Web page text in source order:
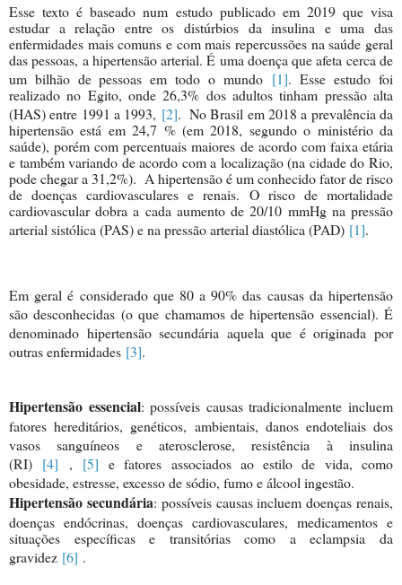
Esse texto é baseado num estudo publicado em 2019 que visa
estudar a relação entre os distúrbios da insulina e uma das
enfermidades mais comuns e com mais repercussões na saúde geral
das pessoas, a hipertensão arterial. É uma doença que afeta cerca de
um bilhão de pessoas em todo o mundo [1]. Esse estudo foi
realizado no Egito, onde 26,3% dos adultos tinham pressão alta
(HAS) entre 1991 a 1993, [2]. No Brasil em 2018 a prevalência da
hipertensão está em 24,7 % (em 2018, segundo o ministério da
saúde), porém com percentuais maiores de acordo com faixa etária
e também variando de acordo com a localização (na cidade do Rio,
pode chegar a 31,2%). A hipertensão é um conhecido fator de risco
de doenças cardiovasculares e renais. O risco de mortalidade
cardiovascular dobra a cada aumento de 20/10 mmHg na pressão
arterial sistólica (PAS) e na pressão arterial diastólica (PAD) [1].
Em geral é considerado que 80 a 90% das causas da hipertensão
são desconhecidas (o que chamamos de hipertensão essencial). É
denominado hipertensão secundária aquela que é originada por
outras enfermidades [3].
Hipertensão essencial: possíveis causas tradicionalmente incluem
fatores hereditários, genéticos, ambientais, danos endoteliais dos
vasos sanguíneos e aterosclerose, resistência à insulina
(RI) [4] , [5] e fatores associados ao estilo de vida, como
obesidade, estresse, excesso de sódio, fumo e álcool ingestão.
Hipertensão secundária: possíveis causas incluem doenças renais,
doenças endócrinas, doenças cardiovasculares, medicamentos e
situações específicas e transitórias como a eclampsia da
gravidez [6] .